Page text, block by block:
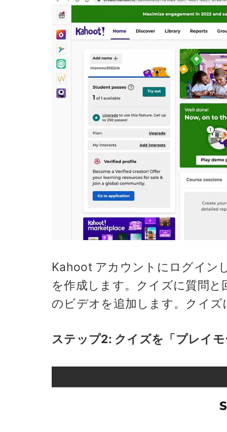
Kahoot アカウントにログイン
を作成します。クイズに質問
のビデオを追加します。クイ
ステップ2: クイズを「プレイ